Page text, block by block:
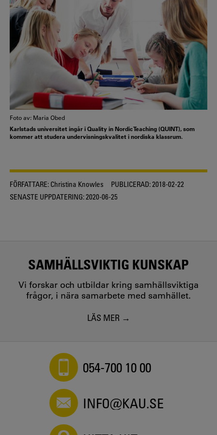
Foto av: Maria Obed
Karlstads universitet ingår i Quality in Nordic Teaching (QUINT), som
kommer att studera undervisningskvalitet i nordiska klassrum.
FÖRFATTARE: Christina Knowles PUBLICERAD:2018-02-22
SENASTE UPPDATERING:2020-06-25
SAMHÄLLSVIKTIG KUNSKAP
Vi forskar och utbildar kring samhällsviktiga
frågor, i nära samarbete med samhället.
LÄS MER
054-700 10 00
INFO@KAU.SE